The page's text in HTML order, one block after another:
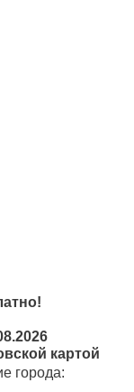
картой
города: